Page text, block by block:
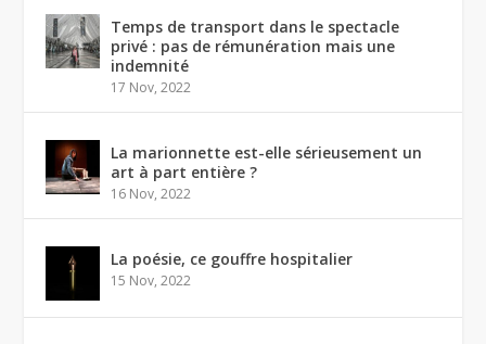
Temps de transport dans le spectacle
privé : pas de rémunération mais une
indemnité
17 Nov, 2022
La marionnette est-elle sérieusement un
art à part entière ?
16 Nov, 2022
La poésie, ce gouffre hospitalier
15 Nov, 2022